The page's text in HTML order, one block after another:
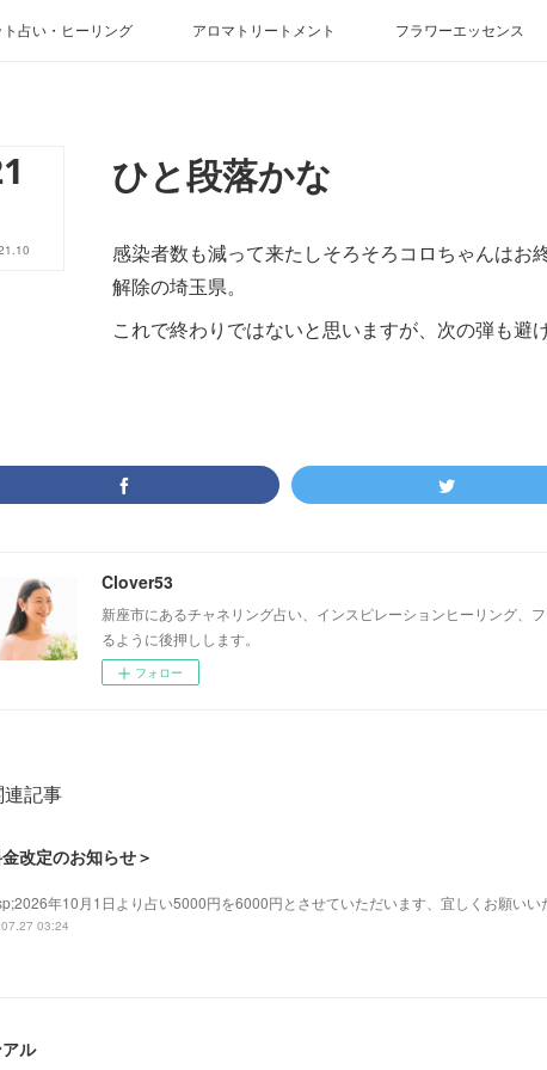
ト占い・ヒーリング アロマトリートメント フラワーエッセンス
.10
ひと段落かな
感染者数も減って来たしそろそろコロちゃんはお
解除の埼玉県。
これで終わりではないと思いますが、次の弾も避
Clover53
新座市にあるチャネリング占い、インスピレーションヒーリング、
るように後押しします。
フォロー
連記事
金改定のお知らせ＞
年10月1日より占い5000円を6000円とさせていただいます、宜しくお願いい
03:24
ル